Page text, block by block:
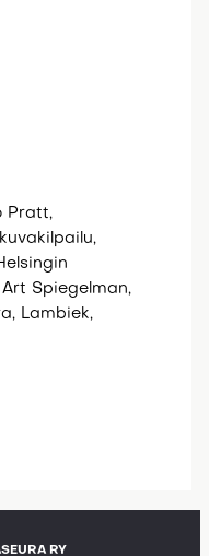
Pratt,
Spiegelman,
Lambiek,
RY